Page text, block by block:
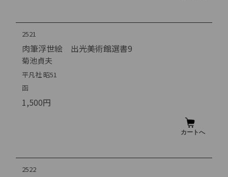
2521
肉筆浮世絵 出光美術館選書9
菊池貞夫
平凡社 昭51
函
1,500円
2522